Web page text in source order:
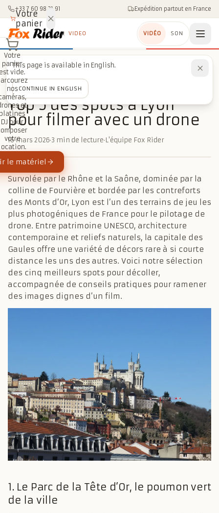
Aller au contenu
+33 7 60 98 21 91 Expédition partout en France
VIDEO VIDÉO SON
Accueil/Blog/ Drones/ Top 5 des spots à Lyon pour filmer avec un drone
DRONES
Top 5 des spots à Lyon
pour filmer avec un drone
16 mars 2026·3 min de lecture·L'équipe Fox Rider
Survolée par le Rhône et la Saône, dominée par la
colline de Fourvière et bordée par les contreforts
des Monts d’Or, Lyon est l’un des terrains de jeu les
plus photogéniques de France pour le pilotage de
drone. Entre patrimoine UNESCO, architecture
contemporaine et reliefs naturels, la capitale des
Gaules offre une variété de décors rare à si courte
distance les uns des autres. Voici notre sélection
des cinq meilleurs spots pour décoller,
accompagnée de conseils pratiques pour ramener
des images dignes d’un film.
1. Le Parc de la Tête d’Or, le poumon vert
de la ville
Votre
panier
Votre
panier
vide.
nos
et
DJ pour
votre
le matériel
This page is available in English.
CONTINUE IN ENGLISH